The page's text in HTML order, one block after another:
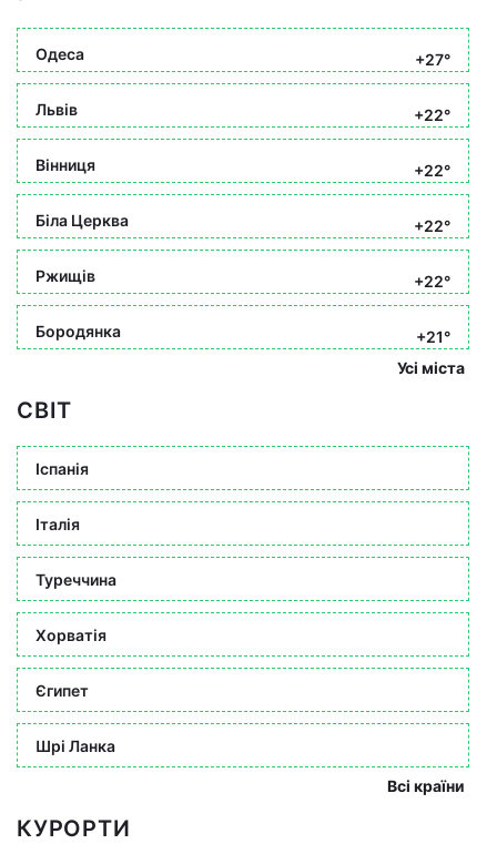
Одеса +27°
Львів +22°
Вінниця +22°
Біла Церква +22°
Ржищів +22°
Бородянка
+21°
Усі міста
СВІТ
Іспанія
Італія
Туреччина
Хорватія
Єгипет
Шрі Ланка
Всі країни
КУРОРТИ